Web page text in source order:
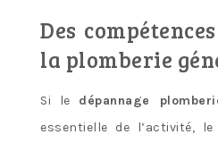
Des
la plomberie
Si le dépannage
essentielle de l’activité,